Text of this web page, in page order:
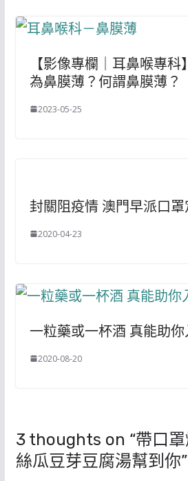
【影像專欄｜耳鼻喉專科
為鼻膜薄？何謂鼻膜薄？
2023-05-25
封關阻疫情 澳門早派口
2020-04-23
一粒藥或一杯酒 真能助你
2020-08-20
3 thoughts on “帶口
絲瓜豆芽豆腐湯幫到你”